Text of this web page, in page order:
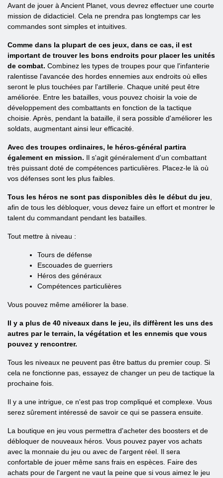
Avant de jouer à Ancient Planet, vous devrez effectuer une courte
mission de didacticiel. Cela ne prendra pas longtemps car les
commandes sont simples et intuitives.
Comme dans la plupart de ces jeux, dans ce cas, il est
important de trouver les bons endroits pour placer les unités
de combat. Combinez les types de troupes pour que l'infanterie
ralentisse l'avancée des hordes ennemies aux endroits où elles
seront le plus touchées par l'artillerie. Chaque unité peut être
améliorée. Entre les batailles, vous pouvez choisir la voie de
développement des combattants en fonction de la tactique
choisie. Après, pendant la bataille, il sera possible d'améliorer les
soldats, augmentant ainsi leur efficacité.
Avec des troupes ordinaires, le héros-général partira
également en mission. Il s'agit généralement d'un combattant
très puissant doté de compétences particulières. Placez-le là où
vos défenses sont les plus faibles.
Tous les héros ne sont pas disponibles dès le début du jeu
afin de tous les débloquer, vous devez faire un effort et montrer le
talent du commandant pendant les batailles.
Tout mettre à niveau :
Tours de défense
Escouades de guerriers
Héros des généraux
Compétences particulières
Vous pouvez même améliorer la base.
Il y a plus de 40 niveaux dans le jeu, ils diffèrent les uns des
autres par le terrain, la végétation et les ennemis que vous
pouvez y rencontrer.
Tous les niveaux ne peuvent pas être battus du premier coup. Si
cela ne fonctionne pas, essayez de changer un peu de tactique la
prochaine fois.
Il y a une intrigue, ce n'est pas trop compliqué et complexe. Vous
serez sûrement intéressé de savoir ce qui se passera ensuite.
La boutique en jeu vous permettra d'acheter des boosters et de
débloquer de nouveaux héros. Vous pouvez payer vos achats
avec la monnaie du jeu ou avec de l'argent réel. Il sera
confortable de jouer même sans frais en espèces. Faire des
achats pour de l'argent ne vaut la peine que si vous aimez le jeu